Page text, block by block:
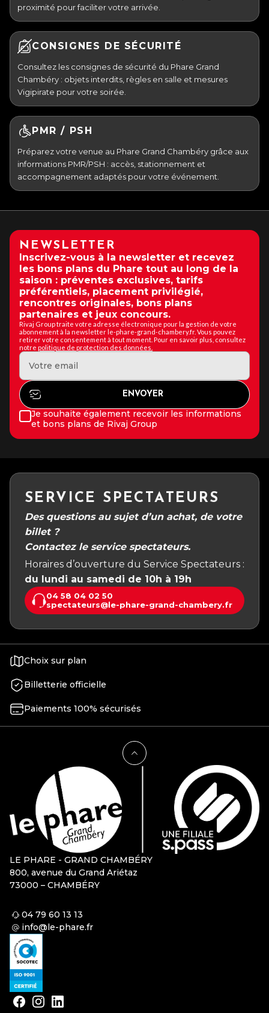
proximité pour faciliter votre arrivée.
CONSIGNES DE SÉCURITÉ
Consultez les consignes de sécurité du Phare Grand
Chambéry : objets interdits, règles en salle et mesures
Vigipirate pour votre soirée.
PMR / PSH
Préparez votre venue au Phare Grand Chambéry grâce aux
informations PMR/PSH : accès, stationnement et
accompagnement adaptés pour votre événement.
NEWSLETTER
Inscrivez-vous à la newsletter et recevez
les bons plans du Phare tout au long de la
saison : préventes exclusives, tarifs
préférentiels, placement privilégié,
rencontres originales, bons plans
partenaires et jeux concours.
Rivaj Group traite votre adresse électronique pour la gestion de votre
abonnement à la newsletter le-phare-grand-chambery.fr. Vous pouvez
retirer votre consentement à tout moment. Pour en savoir plus, consultez
notre politique de protection des données.
Je souhaite également recevoir les informations
et bons plans de Rivaj Group
SERVICE SPECTATEURS
Des questions au sujet d’un achat, de votre
billet ?
Contactez le service spectateurs.
Horaires d’ouverture du Service Spectateurs :
du lundi au samedi de 10h à 19h
04 58 04 02 50
spectateurs@le-phare-grand-chambery.fr
Choix sur plan
Billetterie officielle
Paiements 100% sécurisés
LE PHARE - GRAND CHAMBÉRY
800, avenue du Grand Ariétaz
73000 – CHAMBÉRY
04 79 60 13 13
info@le-phare.fr